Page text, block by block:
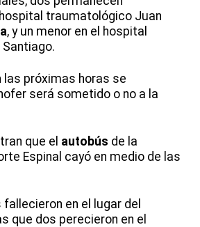
traumatológico Juan
, y un menor en el hospital
Santiago.
las próximas horas se
será sometido o no a la
que el autobús de la
Espinal cayó en medio de las
en el lugar del
que dos perecieron en el